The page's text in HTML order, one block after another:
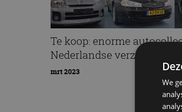
Te koop: enorme
Nederlandse verzamelaar
mrt 2023
We